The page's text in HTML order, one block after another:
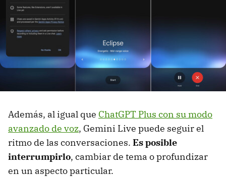
Además, al igual que ChatGPT Plus con su modo
avanzado de voz, Gemini Live puede seguir el
ritmo de las conversaciones. Es posible
interrumpirlo, cambiar de tema o profundizar
en un aspecto particular.